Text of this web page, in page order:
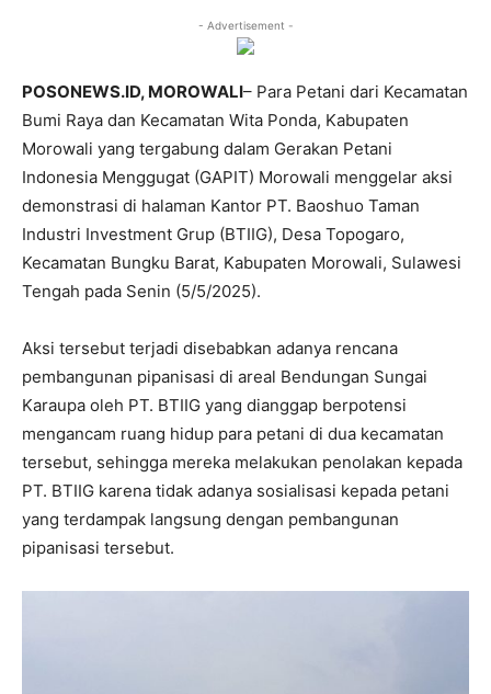
- Advertisement -
POSONEWS.ID, MOROWALI– Para Petani dari Kecamatan
Bumi Raya dan Kecamatan Wita Ponda, Kabupaten
Morowali yang tergabung dalam Gerakan Petani
Indonesia Menggugat (GAPIT) Morowali menggelar aksi
demonstrasi di halaman Kantor PT. Baoshuo Taman
Industri Investment Grup (BTIIG), Desa Topogaro,
Kecamatan Bungku Barat, Kabupaten Morowali, Sulawesi
Tengah pada Senin (5/5/2025).
Aksi tersebut terjadi disebabkan adanya rencana
pembangunan pipanisasi di areal Bendungan Sungai
Karaupa oleh PT. BTIIG yang dianggap berpotensi
mengancam ruang hidup para petani di dua kecamatan
tersebut, sehingga mereka melakukan penolakan kepada
PT. BTIIG karena tidak adanya sosialisasi kepada petani
yang terdampak langsung dengan pembangunan
pipanisasi tersebut.